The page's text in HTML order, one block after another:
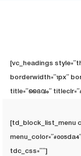
[vc_headings
borderwidth=”1px”
title=”ദൈവം”
[td_block_list_menu
tdc_css=””]